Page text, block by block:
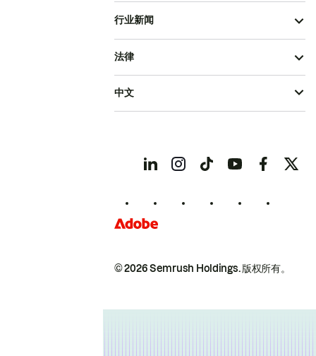
行业新闻
© 2026 Semrush Holdings.版权所有。
法律
中文